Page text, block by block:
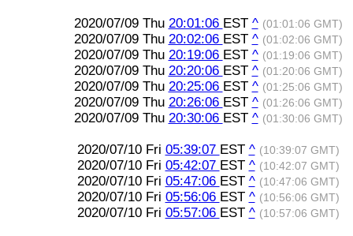
2020/07/09 Thu 20:01:06 EST ^ (01:01:06 GMT)
2020/07/09 Thu 20:02:06 EST ^ (01:02:06 GMT)
2020/07/09 Thu 20:19:06 EST ^ (01:19:06 GMT)
2020/07/09 Thu 20:20:06 EST ^ (01:20:06 GMT)
2020/07/09 Thu 20:25:06 EST ^ (01:25:06 GMT)
2020/07/09 Thu 20:26:06 EST ^ (01:26:06 GMT)
2020/07/09 Thu 20:30:06 EST ^ (01:30:06 GMT)
2020/07/10 Fri 05:39:07 EST ^ (10:39:07 GMT)
2020/07/10 Fri 05:42:07 EST ^ (10:42:07 GMT)
2020/07/10 Fri 05:47:06 EST ^ (10:47:06 GMT)
2020/07/10 Fri 05:56:06 EST ^ (10:56:06 GMT)
2020/07/10 Fri 05:57:06 EST ^ (10:57:06 GMT)